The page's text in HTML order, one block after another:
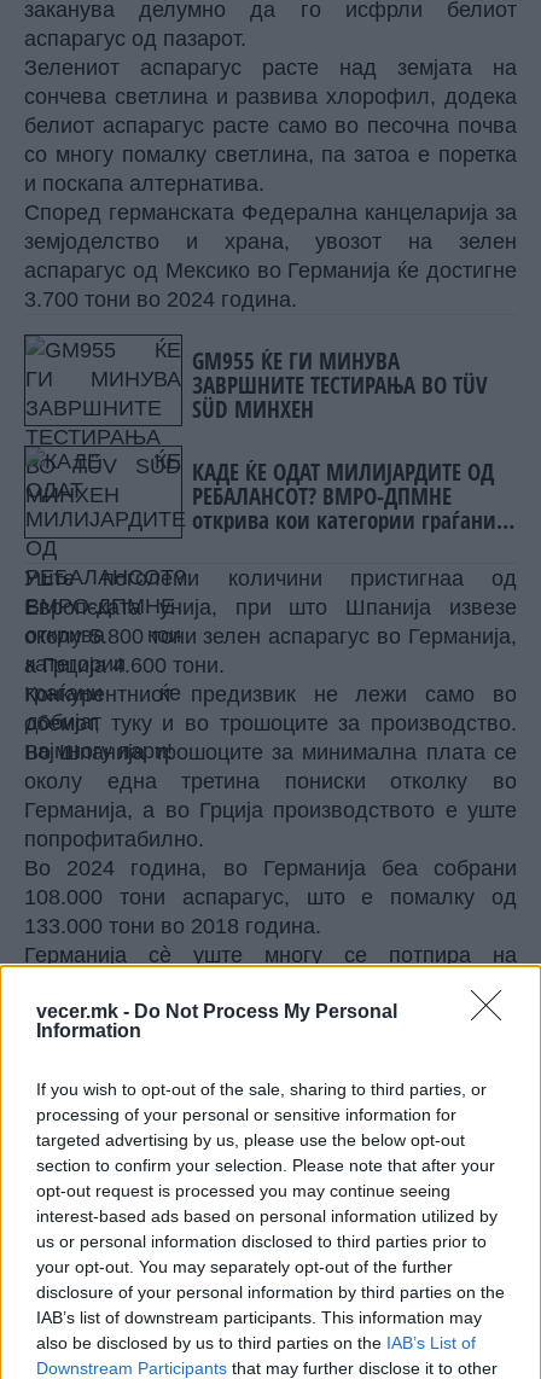
vecer.mk - Do Not Process My Personal
Information
If you wish to opt-out of the sale, sharing to third parties, or
processing of your personal or sensitive information for
targeted advertising by us, please use the below opt-out
section to confirm your selection. Please note that after your
opt-out request is processed you may continue seeing
interest-based ads based on personal information utilized by
us or personal information disclosed to third parties prior to
your opt-out. You may separately opt-out of the further
disclosure of your personal information by third parties on the
IAB’s list of downstream participants. This information may
also be disclosed by us to third parties on the IAB’s List of
Downstream Participants that may further disclose it to other
заканува делумно да го исфрли белиот
аспарагус од пазарот.
Зелениот аспарагус расте над земјата на
сончева светлина и развива хлорофил, додека
белиот аспарагус расте само во песочна почва
со многу помалку светлина, па затоа е поретка
и поскапа алтернатива.
Според германската Федерална канцеларија за
земјоделство и храна, увозот на зелен
аспарагус од Мексико во Германија ќе достигне
3.700 тони во 2024 година.
GM955 ЌЕ ГИ МИНУВА
ЗАВРШНИТЕ ТЕСТИРАЊА ВО TÜV
SÜD МИНХЕН
КАДЕ ЌЕ ОДАТ МИЛИЈАРДИТЕ ОД
РЕБАЛАНСОТ? ВМРО-ДПМНЕ
открива кои категории граѓани
Уште поголеми количини пристигнаа од
Европската унија, при што Шпанија извезе
околу 5.800 тони зелен аспарагус во Германија,
а Грција 4.600 тони.
Конкурентниот предизвик не лежи само во
обемот, туку и во трошоците за производство.
Во Шпанија трошоците за минимална плата се
околу една третина пониски отколку во
Германија, а во Грција производството е уште
попрофитабилно.
Во 2024 година, во Германија беа собрани
108.000 тони аспарагус, што е помалку од
133.000 тони во 2018 година.
Германија сè уште многу се потпира на
аспарагусот што се консумира таму доаѓа од
домашното производство, но индустријата
земјата да се затворат оваа година.
На почетокот на сезоната во април годинава
белиот аспарагус се продава од 15 до 18 евра
за килограм.
Некогаш главен производ на германската
буржоазија, белиот аспарагус или „јадлива
слонова коска“, „кралскиот зеленчук“ или
„белото злато“ - како што се нарекува со години
- веројатно ќе стане ретка ставка во неделната
германска исхрана, додава Еурактив.